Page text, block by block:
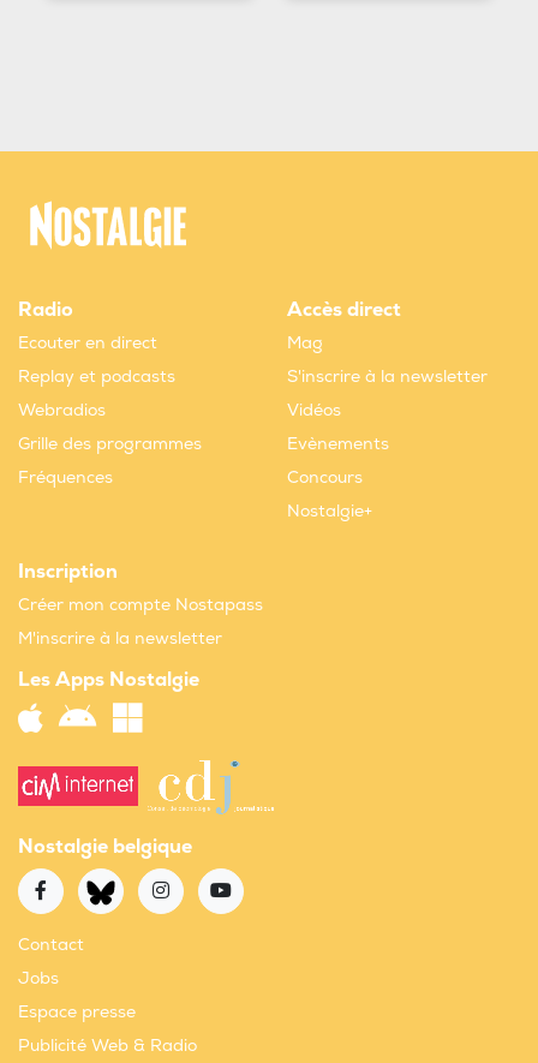
Radio
Ecouter en direct
Replay et podcasts
Webradios
Grille des programmes
Fréquences
Accès direct
Mag
S'inscrire à la newsletter
Vidéos
Evènements
Concours
Nostalgie+
Inscription
Créer mon compte Nostapass
M'inscrire à la newsletter
Les Apps Nostalgie
Nostalgie belgique
Contact
Jobs
Espace presse
Publicité Web & Radio